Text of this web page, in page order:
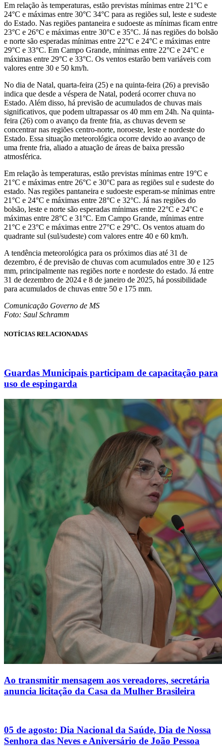
Em relação às temperaturas, estão previstas mínimas entre 21°C e
24°C e máximas entre 30°C 34°C para as regiões sul, leste e sudeste
do Estado. Nas regiões pantaneira e sudoeste as mínimas ficam entre
23°C e 26°C e máximas entre 30°C e 35°C. Já nas regiões do bolsão
e norte são esperadas mínimas entre 22°C e 24°C e máximas entre
29°C e 33°C. Em Campo Grande, mínimas entre 22°C e 24°C e
máximas entre 29°C e 33°C. Os ventos estarão bem variáveis com
valores entre 30 e 50 km/h.
No dia de Natal, quarta-feira (25) e na quinta-feira (26) a previsão
indica que desde a véspera de Natal, poderá ocorrer chuva no
Estado. Além disso, há previsão de acumulados de chuvas mais
significativos, que podem ultrapassar os 40 mm em 24h. Na quinta-
feira (26) com o avanço da frente fria, as chuvas devem se
concentrar nas regiões centro-norte, noroeste, leste e nordeste do
Estado. Essa situação meteorológica ocorre devido ao avanço de
uma frente fria, aliado a atuação de áreas de baixa pressão
atmosférica.
Em relação às temperaturas, estão previstas mínimas entre 19°C e
21°C e máximas entre 26°C e 30°C para as regiões sul e sudeste do
estado. Nas regiões pantaneira e sudoeste esperam-se mínimas entre
21°C e 24°C e máximas entre 28°C e 32°C. Já nas regiões do
bolsão, leste e norte são esperadas mínimas entre 22°C e 24°C e
máximas entre 28°C e 31°C. Em Campo Grande, mínimas entre
21°C e 23°C e máximas entre 27°C e 29°C. Os ventos atuam do
quadrante sul (sul/sudeste) com valores entre 40 e 60 km/h.
A tendência meteorológica para os próximos dias até 31 de
dezembro, é de previsão de chuvas com acumulados entre 30 e 125
mm, principalmente nas regiões norte e nordeste do estado. Já entre
31 de dezembro de 2024 e 8 de janeiro de 2025, há possibilidade
para acumulados de chuvas entre 50 e 175 mm.
Comunicação Governo de MS
Foto: Saul Schramm
NOTÍCIAS RELACIONADAS
Guardas Municipais participam de capacitação para
uso de espingarda
Ao transmitir mensagem aos vereadores, secretária
anuncia licitação da Casa da Mulher Brasileira
05 de agosto: Dia Nacional da Saúde, Dia de Nossa
Senhora das Neves e Aniversário de João Pessoa